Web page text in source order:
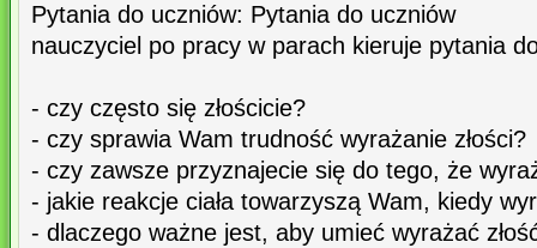
Pytania do uczniów: Pytania do uczniów
nauczyciel po pracy w parach kieruje pytania
- czy często się złościcie?
- czy sprawia Wam trudność wyrażanie złości?
- czy zawsze przyznajecie się do tego, że
- jakie reakcje ciała towarzyszą Wam, kiedy
- dlaczego ważne jest, aby umieć wyrażać